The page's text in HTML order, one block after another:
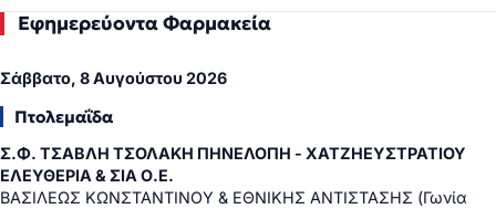
Εφημερεύοντα Φαρμακεία
Σάββατο, 8 Αυγούστου 2026
Πτολεμαΐδα
Σ.Φ. ΤΣΑΒΛΗ ΤΣΟΛΑΚΗ ΠΗΝΕΛΟΠΗ - ΧΑΤΖΗΕΥΣΤΡΑΤΙΟΥ
ΕΛΕΥΘΕΡΙΑ & ΣΙΑ Ο.Ε.
ΒΑΣΙΛΕΩΣ ΚΩΝΣΤΑΝΤΙΝΟΥ & ΕΘΝΙΚΗΣ ΑΝΤΙΣΤΑΣΗΣ (Γωνία